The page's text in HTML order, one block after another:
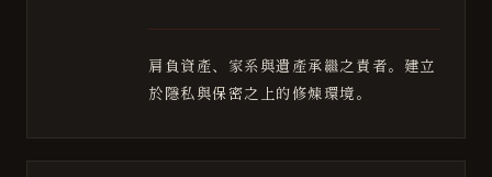
肩負資產、家系與遺產承繼之責者。建立
於隱私與保密之上的修煉環境。